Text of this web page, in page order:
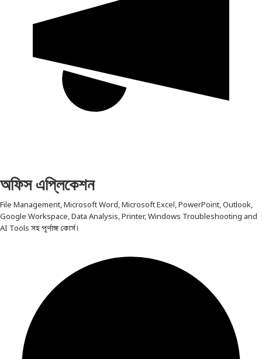
অফিস এপ্লিকেশন
File Management, Microsoft Word, Microsoft Excel, PowerPoint, Outlook,
Google Workspace, Data Analysis, Printer, Windows Troubleshooting and
AI Tools সহ পূর্ণাঙ্গ কোর্স।